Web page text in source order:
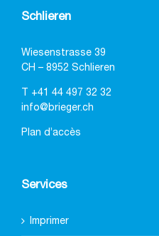
Schlieren
Wiesenstrasse 39
CH – 8952 Schlieren
+41 44 497 32 32
info@brieger.ch
Plan d’accès
Services
Imprimer